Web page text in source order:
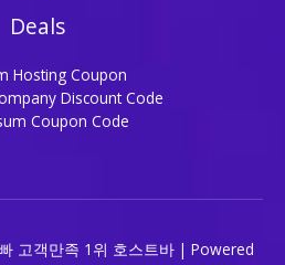
Deals
Hosting Coupon
Discount Code
Coupon Code
고객만족 1위 호스트바 | Powered